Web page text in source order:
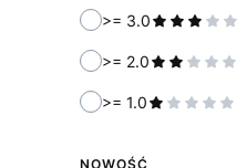
>= 3.0
>= 2.0
>= 1.0
NOWOŚĆ